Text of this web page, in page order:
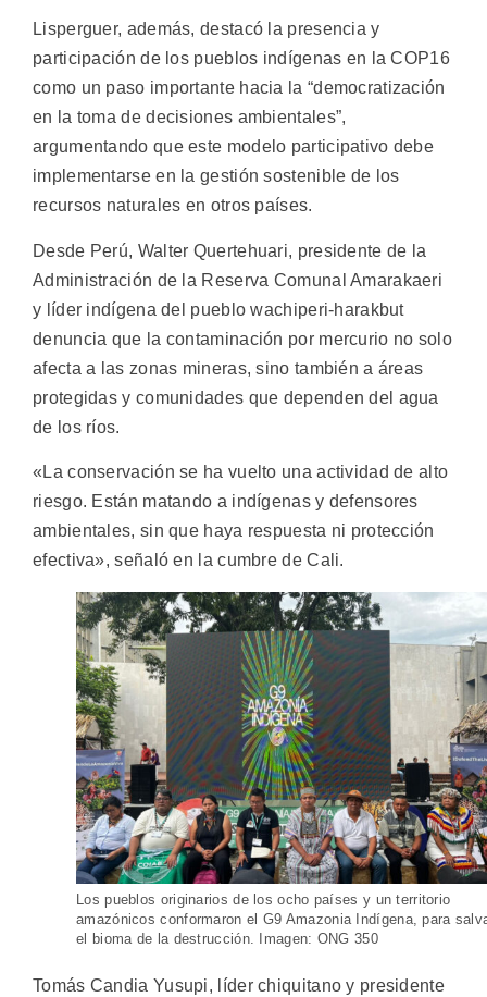
Lisperguer, además, destacó la presencia y
participación de los pueblos indígenas en la COP16
como un paso importante hacia la “democratización
en la toma de decisiones ambientales”,
argumentando que este modelo participativo debe
implementarse en la gestión sostenible de los
recursos naturales en otros países.
Desde Perú, Walter Quertehuari, presidente de la
Administración de la Reserva Comunal Amarakaeri
y líder indígena del pueblo wachiperi-harakbut
denuncia que la contaminación por mercurio no solo
afecta a las zonas mineras, sino también a áreas
protegidas y comunidades que dependen del agua
de los ríos.
«La conservación se ha vuelto una actividad de alto
riesgo. Están matando a indígenas y defensores
ambientales, sin que haya respuesta ni protección
efectiva», señaló en la cumbre de Cali.
Los pueblos originarios de los ocho países y un territorio
amazónicos conformaron el G9 Amazonia Indígena, para
el bioma de la destrucción. Imagen: ONG 350
Tomás Candia Yusupi, líder chiquitano y presidente